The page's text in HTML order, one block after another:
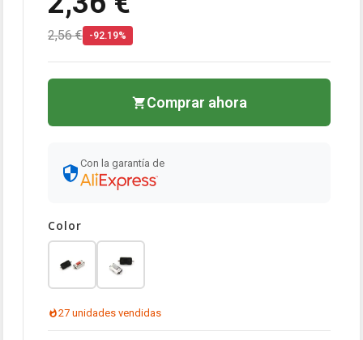
2,56 € -92.19%
Comprar ahora
Con la garantía de
Color
27 unidades vendidas